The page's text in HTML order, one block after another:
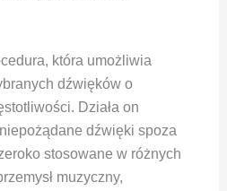
która umożliwia
dźwięków o
Działa on
dźwięki spoza
stosowane w różnych
muzyczny,